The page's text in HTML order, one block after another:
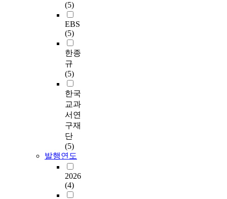
(5)
EBS
(5)
한종
규
(5)
한국
교과
서연
구재
단
(5)
발행연도
2026
(4)